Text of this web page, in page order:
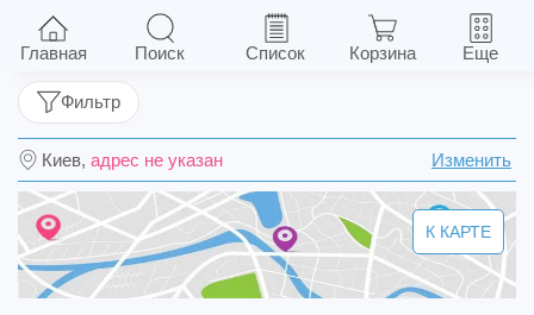
Дип Рилиф гель туба 50 г
Киев, адрес не указан Изменить
Фильтр
К КАРТЕ
Главная Поиск Список Корзина Еще